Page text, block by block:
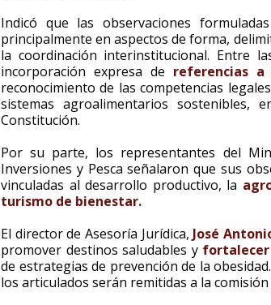
Indicó que las observaciones
principalmente en aspectos de forma,
la coordinación interinstitucional. Entre
incorporación expresa de referencias a
reconocimiento de las competencias
sistemas agroalimentarios
Constitución.
Por su parte, los representantes del
Inversiones y Pesca señalaron que sus
vinculadas al desarrollo productivo, la
turismo de bienestar.
El director de Asesoría Jurídica, José
promover destinos saludables y
de estrategias de prevención de la
los articulados serán remitidas a la